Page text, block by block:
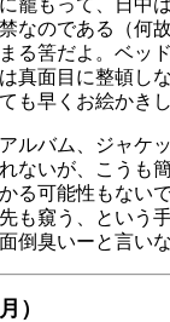
籠もって、日中
なのである（何
る筈だよ。ベッ
真面目に整頓し
も早くお絵かき
ルバム、ジャケ
ないが、こうも
る可能性もない
も窺う、という
倒臭いーと言い
）